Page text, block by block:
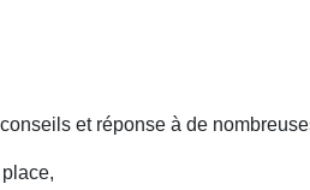
et réponse à de